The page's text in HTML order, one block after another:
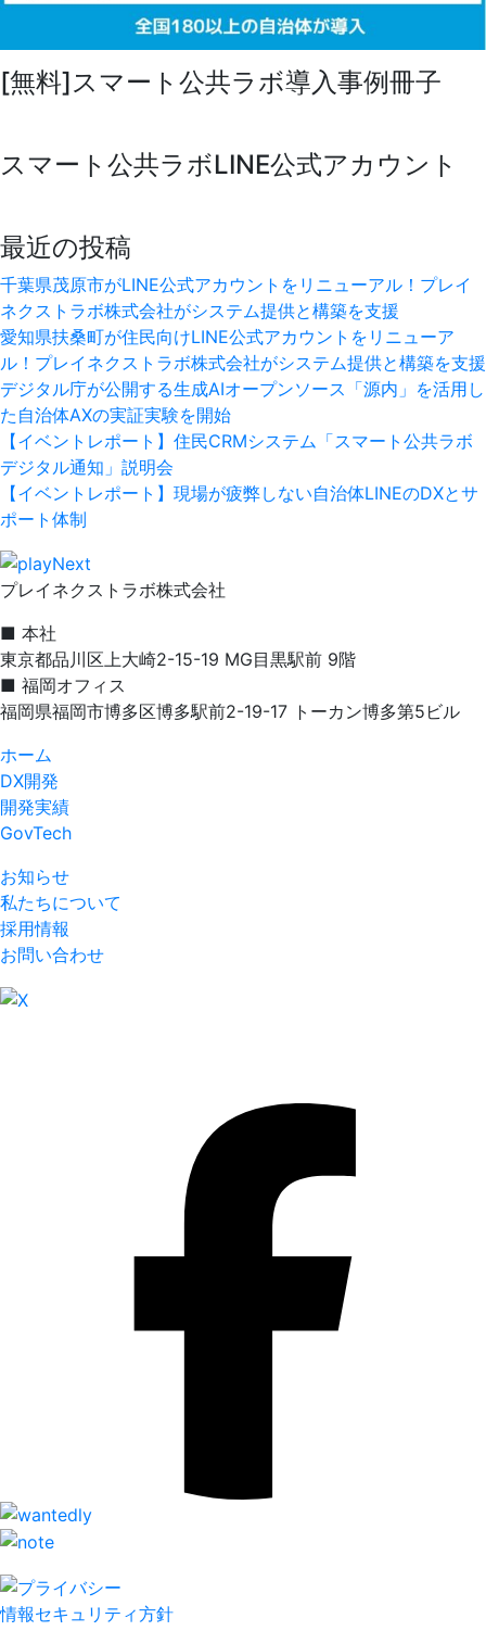
[無料]スマート公共ラボ導入事例冊子
スマート公共ラボLINE公式アカウント
最近の投稿
千葉県茂原市がLINE公式アカウントをリニューアル！プレイ
ネクストラボ株式会社がシステム提供と構築を支援
愛知県扶桑町が住民向けLINE公式アカウントをリニューア
ル！プレイネクストラボ株式会社がシステム提供と構築を支援
デジタル庁が公開する生成AIオープンソース「源内」を活用し
た自治体AXの実証実験を開始
【イベントレポート】住民CRMシステム「スマート公共ラボ
デジタル通知」説明会
【イベントレポート】現場が疲弊しない自治体LINEのDXとサ
ポート体制
プレイネクストラボ株式会社
■ 本社
東京都品川区上大崎2-15-19 MG目黒駅前 9階
■ 福岡オフィス
福岡県福岡市博多区博多駅前2-19-17 トーカン博多第5ビル
ホーム
DX開発
開発実績
GovTech
お知らせ
私たちについて
採用情報
お問い合わせ
情報セキュリティ方針